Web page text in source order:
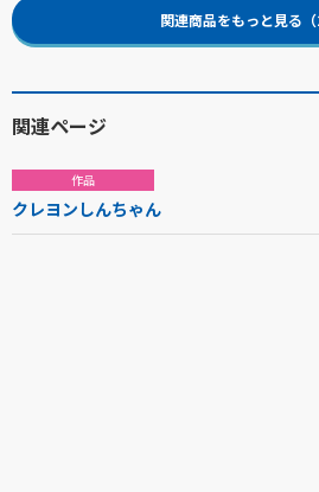
関連商品をもっと見る（
関連ページ
作品
クレヨンしんちゃん